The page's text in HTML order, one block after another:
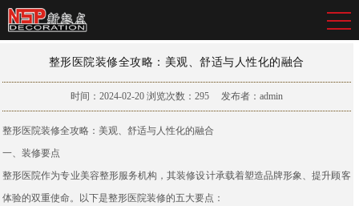
整形医院装修全攻略：美观、舒适与人性化的融合
时间：2024-02-20浏览次数： 295 发布者：admin
整形医院装修全攻略：美观、舒适与人性化的融合
一、装修要点
整形医院作为专业美容整形服务机构，其装修设计承载着塑造品牌形象、提升顾客
体验的双重使命。以下是整形医院装修的五大要点：